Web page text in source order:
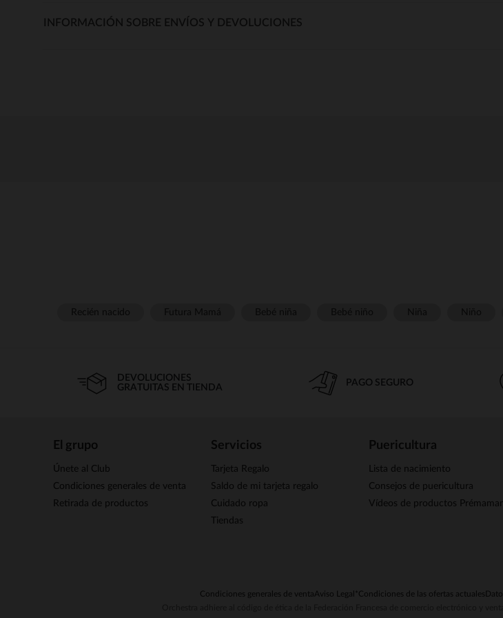
INFORMACIÓN SOBRE ENVÍOS Y DEVOLUCIONES
DEVOLUCIONES
GRATUITAS EN TIENDA
PAGO SEGURO
El grupo
Únete al Club
Condiciones generales de venta
Retirada de productos
Servicios
Tarjeta Regalo
Saldo de mi tarjeta regalo
Cuidado ropa
Tiendas
Puericultura
Lista de nacimiento
Consejos de puericultura
Vídeos de productos
Condiciones generales de ventaAviso Legal *Condiciones de las ofertas actuales